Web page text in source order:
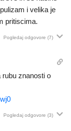
i velika je
pritiscima.
Pogledaj odgovore (7)
rubu znanosti o
Pogledaj odgovore (3)